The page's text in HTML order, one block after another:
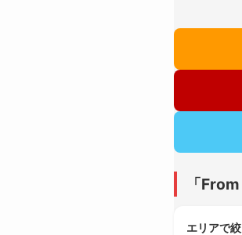
「
エリアで